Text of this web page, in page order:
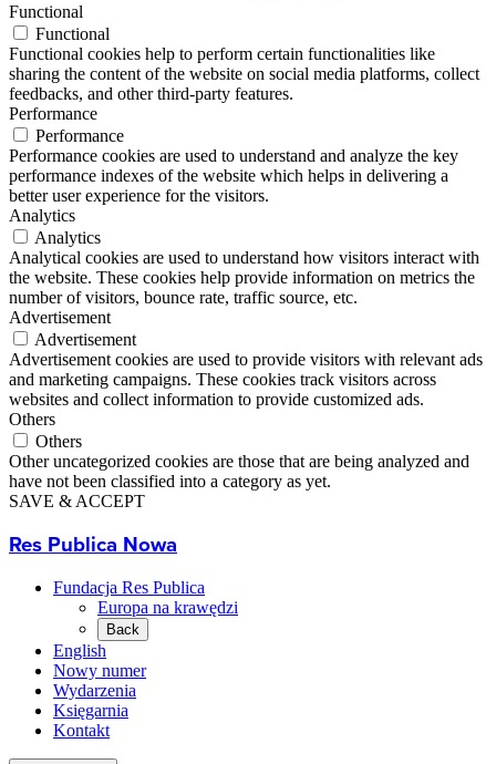
Functional
Functional
Functional cookies help to perform certain functionalities like
sharing the content of the website on social media platforms, collect
feedbacks, and other third-party features.
Performance
Performance
Performance cookies are used to understand and analyze the key
performance indexes of the website which helps in delivering a
better user experience for the visitors.
Analytics
Analytics
Analytical cookies are used to understand how visitors interact with
the website. These cookies help provide information on metrics the
number of visitors, bounce rate, traffic source, etc.
Advertisement
Advertisement
Advertisement cookies are used to provide visitors with relevant ads
and marketing campaigns. These cookies track visitors across
websites and collect information to provide customized ads.
Others
Others
Other uncategorized cookies are those that are being analyzed and
have not been classified into a category as yet.
SAVE & ACCEPT
Res Publica Nowa
Fundacja Res Publica
Europa na krawędzi
Back
English
Nowy numer
Wydarzenia
Księgarnia
Kontakt